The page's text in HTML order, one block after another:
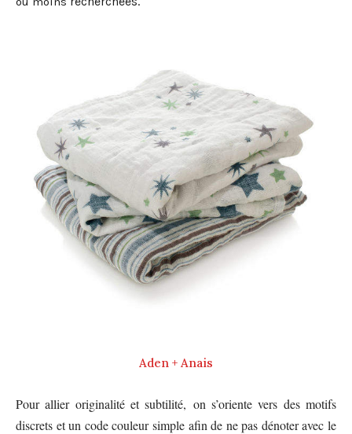
Aden + Anais
Pour allier originalité et subtilité, on s’oriente vers des motifs
discrets et un code couleur simple afin de ne pas dénoter avec le